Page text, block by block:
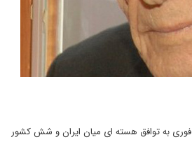
به توافق هسته ای میان ایران و شش کشور